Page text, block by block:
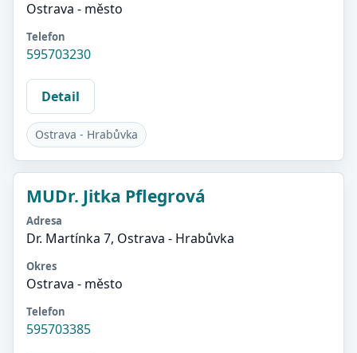
Ostrava - město
Telefon
595703230
Detail
Ostrava - Hrabůvka
MUDr. Jitka Pflegrová
Adresa
Dr. Martínka 7, Ostrava - Hrabůvka
Okres
Ostrava - město
Telefon
595703385